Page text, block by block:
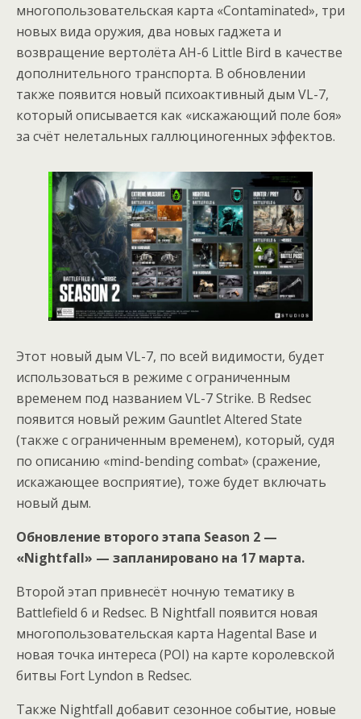
многопользовательская карта «Contaminated», три
новых вида оружия, два новых гаджета и
возвращение вертолёта AH-6 Little Bird в качестве
дополнительного транспорта. В обновлении
также появится новый психоактивный дым VL-7,
который описывается как «искажающий поле боя»
за счёт нелетальных галлюциногенных эффектов.
Этот новый дым VL-7, по всей видимости, будет
использоваться в режиме с ограниченным
временем под названием VL-7 Strike. В Redsec
появится новый режим Gauntlet Altered State
(также с ограниченным временем), который, судя
по описанию «mind-bending combat» (сражение,
искажающее восприятие), тоже будет включать
новый дым.
Обновление второго этапа Season 2 —
«Nightfall» — запланировано на 17 марта.
Второй этап привнесёт ночную тематику в
Battlefield 6 и Redsec. В Nightfall появится новая
многопользовательская карта Hagental Base и
новая точка интереса (POI) на карте королевской
битвы Fort Lyndon в Redsec.
Также Nightfall добавит сезонное событие, новые